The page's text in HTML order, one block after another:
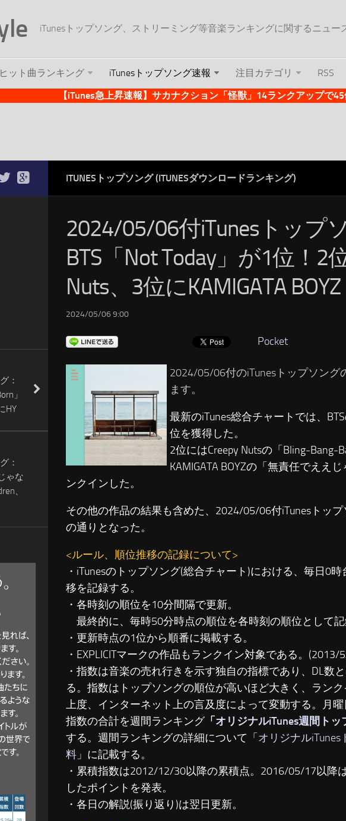
iTunesトップソング、ストリーミング等音楽ランキングに関するニュー
ット曲ランキング iTunesトップソング速報 注目カテゴリ RSS
【iTunes急上昇速報】サカナクション「怪獣」14ランクアップで
ITUNESトップソング (ITUNESダウンロードランキング)
2024/05/06付iTunesトップ
BTS「Not Today」が1位！2
Nuts、3位にKAMIGATA BOYZ
2024/05/06 9:00
Pocket
2024/05/06付のiTunesトップソング
ます。
最新のiTunes総合チャートでは、
位を獲得した。
2位にはCreepy Nutsの「Bling-Bang-
KAMIGATA BOYZの「無責任でええ
ンクインした。
その他の作品の結果も含めた、2024/05/06付iTunesトッ
の通りとなった。
<ルール、順位推移の記録について>
・iTunesのトップソング(総合チャート)における、毎日0
移を記録する。
・各時刻の順位を10分間隔で更新。
最終的に、毎時50分時点の順位を各時刻の順位として記
・更新時点の1位から順番に掲載する。
・EXPLICITマークの作品もランクイン対象である。(2013/
・指数は音楽の売れ行きを示す独自の指標であり、DL数
る。指数はトップソングの順位が高いほど大きく、ラン
上度、インターネット上の言及度によって変動する。月
指数の合計を週間ランキング「 オリジナルiTunes週間トッ
する。週間ランキングの詳細について「 オリジナル
料 」に記載する。
・累積指数は2012/12/30以降の累積点。2016/05/17以降
したポイントを発表。
・各日の解説(振り返り)は翌日更新。
：
」
HY
：
ゃな
、